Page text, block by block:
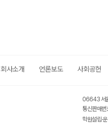
회사소개 언론보도 사회공헌
06643 서
통신판매
학원설립·